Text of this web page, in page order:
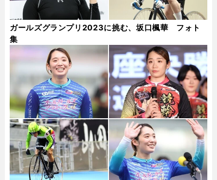
ガールズグランプリ2023に挑む、坂口楓華 フォト
集